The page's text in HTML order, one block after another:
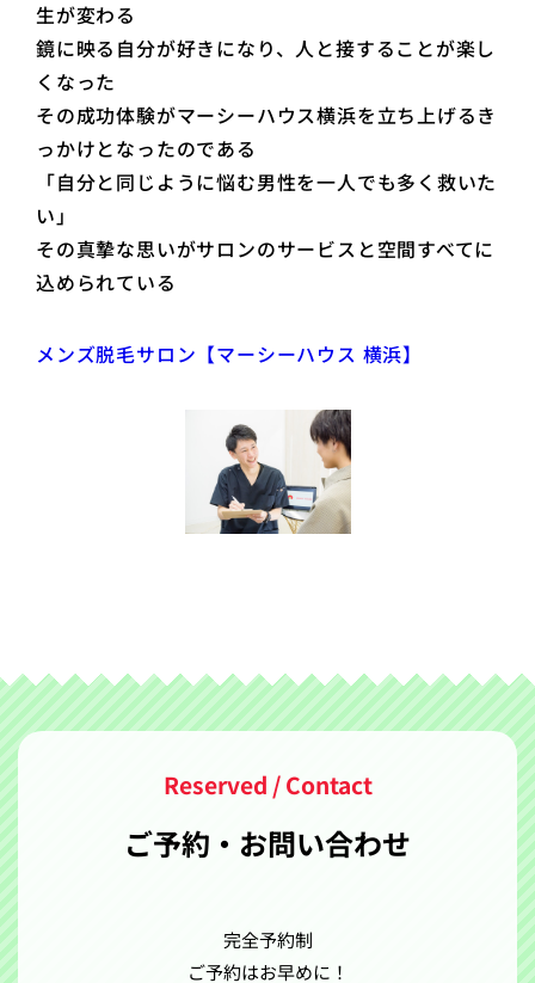
生が変わる
鏡に映る自分が好きになり、人と接することが楽し
くなった
その成功体験がマーシーハウス横浜を立ち上げるき
っかけとなったのである
「自分と同じように悩む男性を一人でも多く救いた
い」
その真摯な思いがサロンのサービスと空間すべてに
込められている
メンズ脱毛サロン【マーシーハウス 横浜】
ご予約・お問い合わせ
完全予約制
ご予約はお早めに！